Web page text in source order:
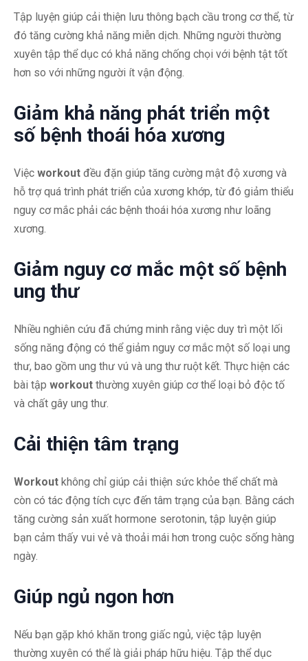
Tập luyện giúp cải thiện lưu thông bạch cầu trong cơ thể, từ
đó tăng cường khả năng miễn dịch. Những người thường
xuyên tập thể dục có khả năng chống chọi với bệnh tật tốt
hơn so với những người ít vận động.
Giảm khả năng phát triển một
số bệnh thoái hóa xương
Việc workout đều đặn giúp tăng cường mật độ xương và
hỗ trợ quá trình phát triển của xương khớp, từ đó giảm thiểu
nguy cơ mắc phải các bệnh thoái hóa xương như loãng
xương.
Giảm nguy cơ mắc một số bệnh
ung thư
Nhiều nghiên cứu đã chứng minh rằng việc duy trì một lối
sống năng động có thể giảm nguy cơ mắc một số loại ung
thư, bao gồm ung thư vú và ung thư ruột kết. Thực hiện các
bài tập workout thường xuyên giúp cơ thể loại bỏ độc tố
và chất gây ung thư.
Cải thiện tâm trạng
Workout không chỉ giúp cải thiện sức khỏe thể chất mà
còn có tác động tích cực đến tâm trạng của bạn. Bằng cách
tăng cường sản xuất hormone serotonin, tập luyện giúp
bạn cảm thấy vui vẻ và thoải mái hơn trong cuộc sống hàng
ngày.
Giúp ngủ ngon hơn
Nếu bạn gặp khó khăn trong giấc ngủ, việc tập luyện
thường xuyên có thể là giải pháp hữu hiệu. Tập thể dục